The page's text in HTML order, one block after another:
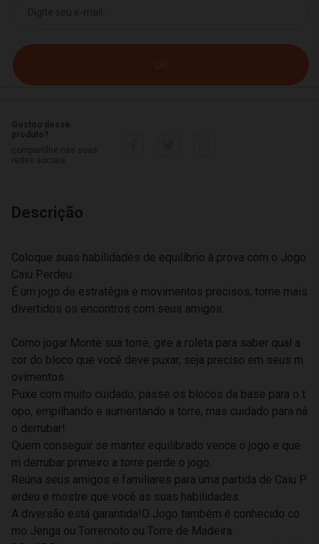
Descrição
Coloque suas habilidades de equilíbrio à prova com o Jogo
Caiu Perdeu.
É um jogo de estratégia e movimentos precisos, torne mais
divertidos os encontros com seus amigos.
Como jogar:Monte sua torre, gire a roleta para saber qual a
cor do bloco que você deve puxar, seja preciso em seus m
ovimentos.
Puxe com muito cuidado, passe os blocos da base para o t
opo, empilhando e aumentando a torre, mas cuidado para nã
o derrubar!
Quem conseguir se manter equilibrado vence o jogo e que
m derrubar primeiro a torre perde o jogo.
Reúna seus amigos e familiares para uma partida de Caiu P
erdeu e mostre que você as suas habilidades.
A diversão está garantida!O Jogo também é conhecido co
mo Jenga ou Torremoto ou Torre de Madeira.